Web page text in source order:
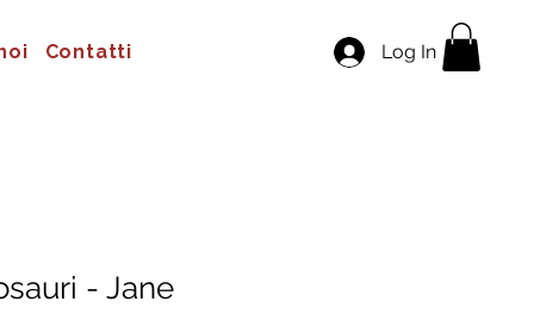
Contatti Log In
- Jane